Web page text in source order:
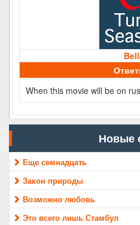
When this movie will be on
Новые
Еще семнадцать
Закон природы
Возможно любовь
Это всего лишь Стамбул